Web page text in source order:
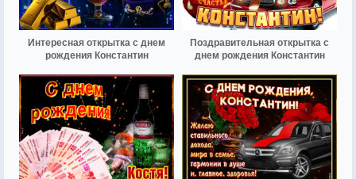
Интересная открытка с днем
рождения Константин
Поздравительная открытка с
днем рождения Константин